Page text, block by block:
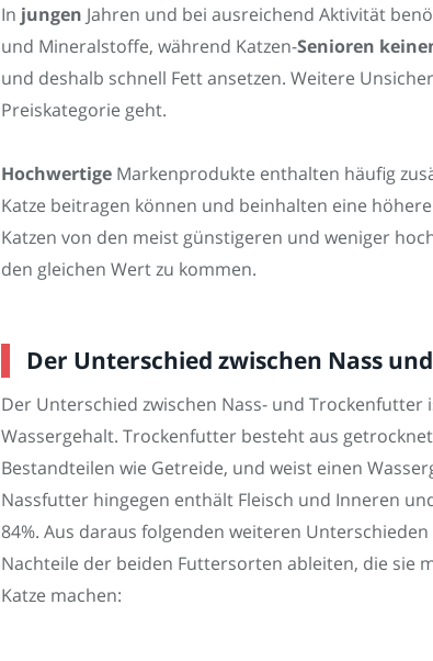
In jungen Jahren und bei ausreichend Aktivität
und Mineralstoffe, während Katzen-Senioren
und deshalb schnell Fett ansetzen. Weitere
Preiskategorie geht.
Hochwertige Markenprodukte enthalten häufig
Katze beitragen können und beinhalten eine
Katzen von den meist günstigeren und weniger
den gleichen Wert zu kommen.
Der Unterschied zwischen Nass
Der Unterschied zwischen Nass- und
Wassergehalt. Trockenfutter besteht aus
Bestandteilen wie Getreide, und weist einen
Nassfutter hingegen enthält Fleisch und Inneren
84%. Aus daraus folgenden weiteren
Nachteile der beiden Futtersorten ableiten, die sie
Katze machen: